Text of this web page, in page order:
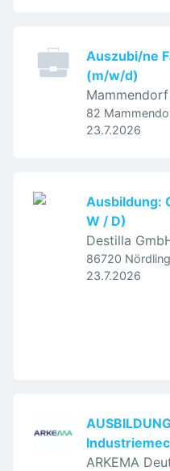
Auszubi/ne
(m/w/d)
82
Veröffentlicht
23.7.2026
Ausbildung:
W / D)
Destilla
86720
Veröffentlicht
23.7.2026
ARKEMA